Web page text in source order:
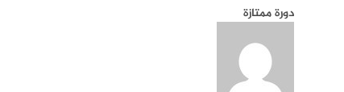
دورة ممتازة